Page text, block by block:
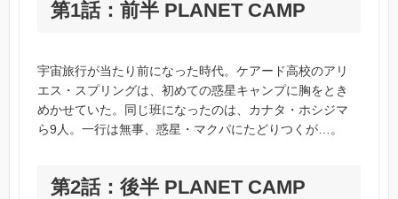
第1話：前半 PLANET CAMP
宇宙旅行が当たり前になった時代。ケアード高校のアリ
エス・スプリングは、初めての惑星キャンプに胸をとき
めかせていた。同じ班になったのは、カナタ・ホシジマ
ら9人。一行は無事、惑星・マクパにたどりつくが…。
第2話：後半 PLANET CAMP